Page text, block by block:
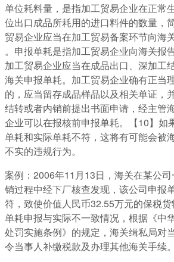
单位耗料量，是指加工贸易企业在正常
位出口成品所耗用的进口料件的数量，
贸易企业应当在加工贸易备案环节向海
。申报单耗是指加工贸易企业向海关报
加工贸易企业应当在成品出口、深加工
海关申报单耗。加工贸易企业确有正当
的，应当留存成品样品以及相关单证，
结转或者内销前提出书面申请，经主管
企业可以在报核前申报单耗。【10】如
单耗和实际单耗不符，这将有可能会被
不实的违规行为。
案例：2006年11月13日，海关在某公
销过程中经下厂核查发现，该公司申报
符，致使价值人民币32.55万元的保税
单耗申报与实际不一致情况，根据《中
处罚实施条例》的规定，海关缉私局对
令当事人补缴税款及办理其他海关手续。